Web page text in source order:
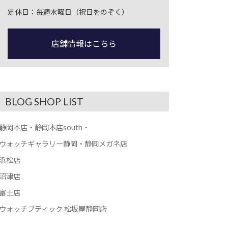
定休日：毎週水曜日（祝日をのぞく）
店舗情報はこちら
BLOG SHOP LIST
岡本店・静岡本店south・
ォッチギャラリー静岡・静岡メガネ店
松店
津店
士店
ォッチブティック 松坂屋静岡店